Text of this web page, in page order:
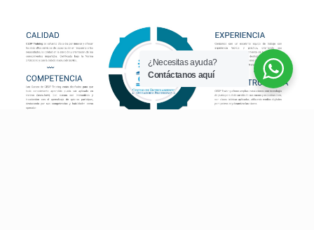
¿Necesitas ayuda?
Contáctanos aquí